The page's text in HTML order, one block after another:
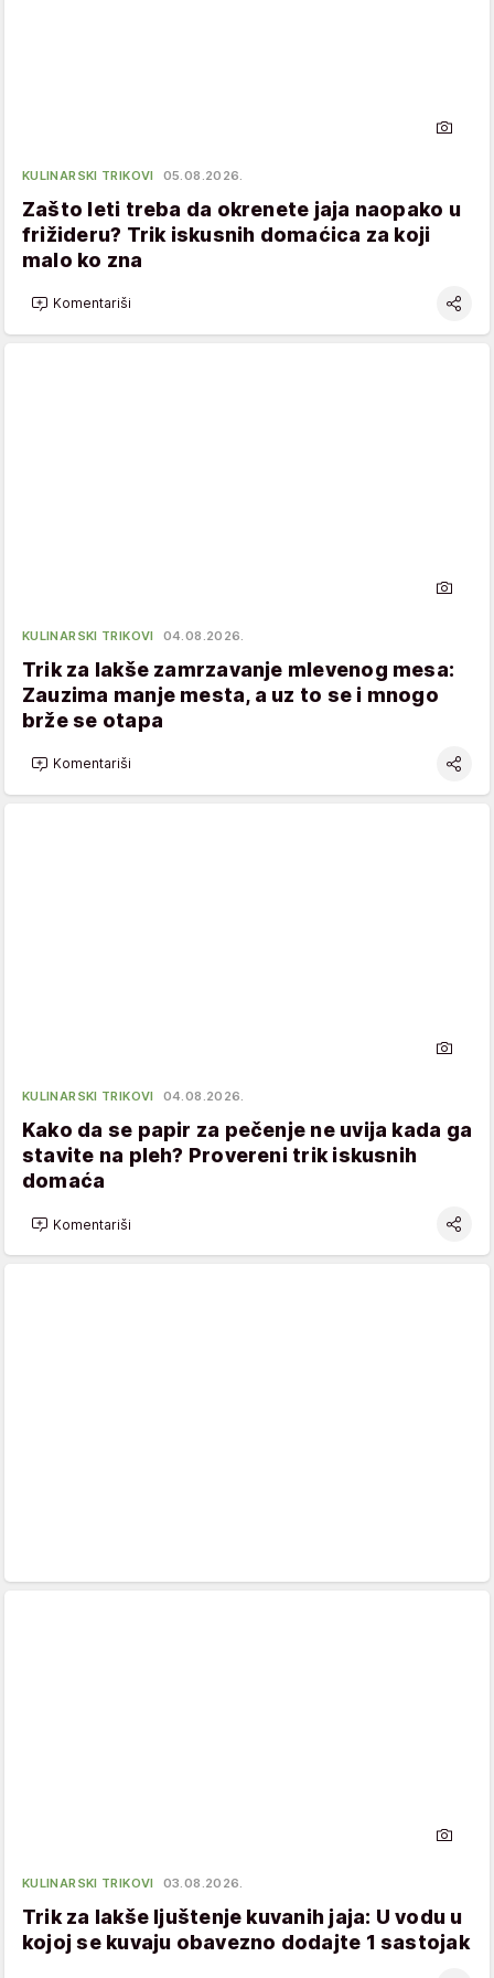
KULINARSKI TRIKOVI 05.08.2026.
Zašto leti treba da okrenete jaja naopako u
frižideru? Trik iskusnih domaćica za koji
malo ko zna
Komentariši
KULINARSKI TRIKOVI 04.08.2026.
Trik za lakše zamrzavanje mlevenog mesa:
Zauzima manje mesta, a uz to se i mnogo
brže se otapa
Komentariši
KULINARSKI TRIKOVI 04.08.2026.
Kako da se papir za pečenje ne uvija kada ga
stavite na pleh? Provereni trik iskusnih
domaća
Komentariši
KULINARSKI TRIKOVI 03.08.2026.
Trik za lakše ljuštenje kuvanih jaja: U vodu u
kojoj se kuvaju obavezno dodajte 1 sastojak